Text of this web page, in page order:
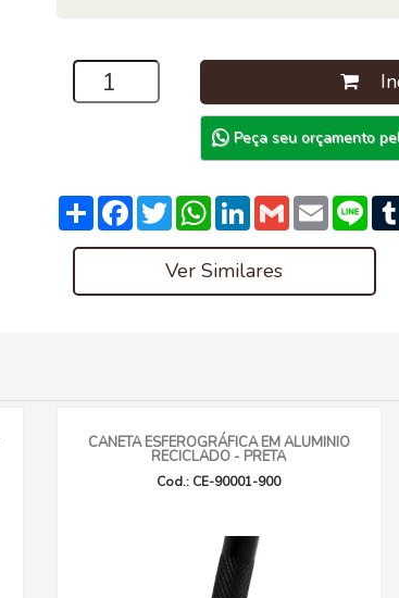
Peça seu orçamento
Compartilhar
Facebook
TwitterWhatsApp
LinkedInGmailEmailLine
Ver Similares
CANETA ESFEROGRÁFICA EM ALUMINIO
RECICLADO - PRETA
Cod.: CE-90001-900